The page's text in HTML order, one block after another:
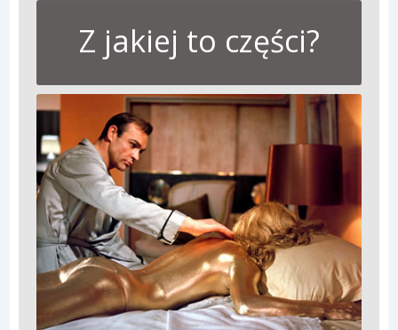
Z jakiej to części?